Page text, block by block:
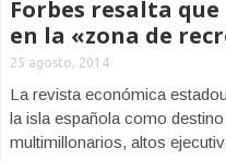
Forbes resalta
en la «zona de
25 agosto, 2014
La revista económica
la isla española como
multimillonarios, altos